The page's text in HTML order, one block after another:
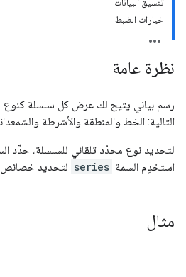
تنسيق البيانات
خيارات الضبط
نظرة عامة
رسم بياني يتيح لك عرض كل سلسلة كنوع
التالية: الخط والمنطقة والأشرطة
لتحديد نوع محدّد تلقائي للسلسلة، حدِّد
استخدِم السمة series لتحديد
مثال